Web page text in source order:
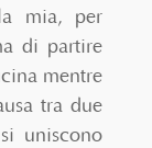
mia, per
di partire
mentre
tra due
uniscono